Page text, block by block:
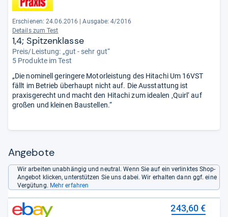
Erschienen: 24.06.2016
Ausgabe: 4/2016
Details zum Test
1,4; Spitzenklasse
Preis/Leistung: „gut - sehr gut“
5 Produkte im Test
„Die nominell geringere Motorleistung des Hitachi Um 16VST
fällt im Betrieb überhaupt nicht auf. Die Ausstattung ist
praxisgerecht und macht den Hitachi zum idealen ‚Quirl‘ auf
großen und kleinen Baustellen.“
Angebote
Wir arbeiten unabhängig und neutral. Wenn Sie auf ein verlinktes Shop-
Angebot klicken, unterstützen Sie uns dabei. Wir erhalten dann ggf. eine
Vergütung. Mehr erfahren
243,60 €